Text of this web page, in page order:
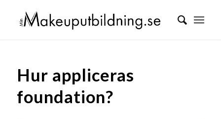
Hur appliceras
foundation?